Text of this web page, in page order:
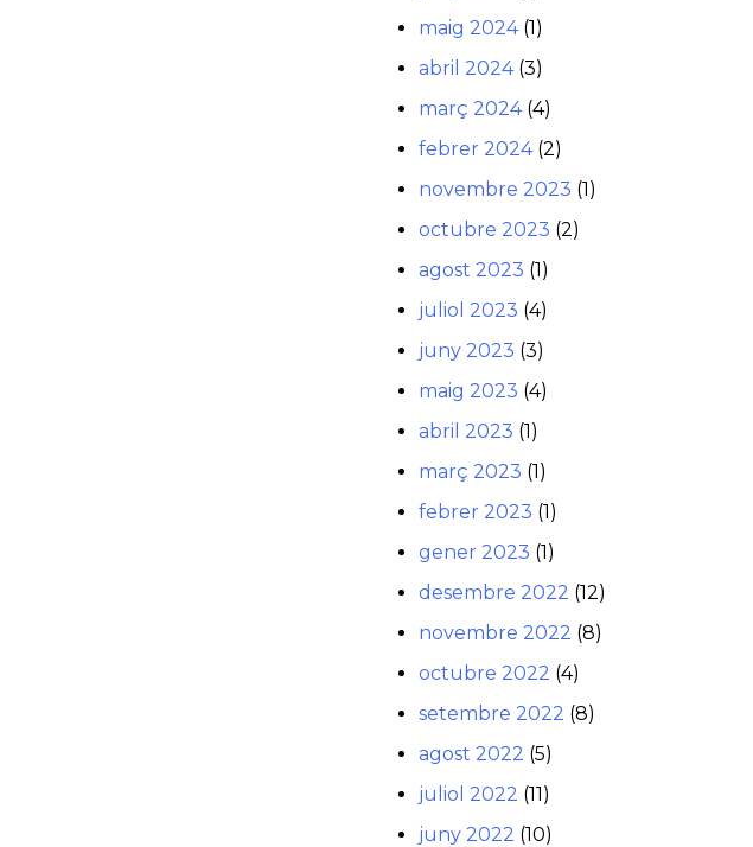
maig 2024(1)
abril 2024(3)
març 2024(4)
febrer 2024(2)
novembre 2023 (1)
octubre 2023 (2)
agost 2023 (1)
juliol 2023 (4)
juny 2023 (3)
maig 2023 (4)
abril 2023 (1)
març 2023 (1)
febrer 2023 (1)
gener 2023 (1)
desembre 2022 (12)
novembre 2022 (8)
octubre 2022 (4)
setembre 2022 (8)
agost 2022 (5)
juliol 2022 (11)
juny 2022 (10)